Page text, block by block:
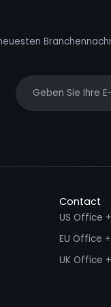
Contact
US Office
EU Office
UK Office